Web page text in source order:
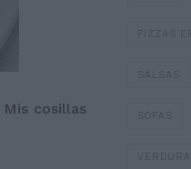
Mis cosillas
PIZZAS
SALSAS
SOPAS